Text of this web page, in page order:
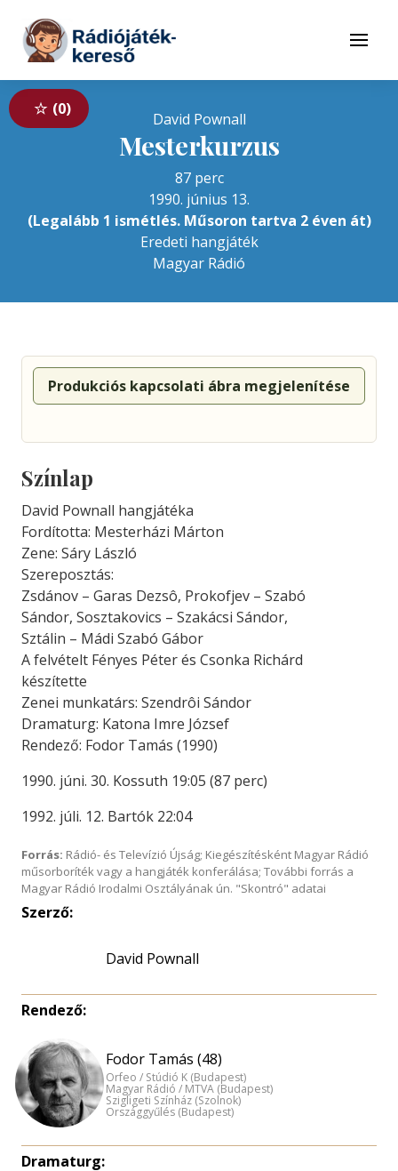
Tovább a tartalomhoz
Menü
0
David Pownall
Mesterkurzus
87 perc
1990. június 13.
(Legalább 1 ismétlés. Műsoron tartva 2 éven át)
Eredeti hangjáték
Magyar Rádió
Produkciós kapcsolati ábra megjelenítése
Színlap
David Pownall hangjátéka
Fordította: Mesterházi Márton
Zene: Sáry László
Szereposztás:
Zsdánov – Garas Dezsô, Prokofjev – Szabó
Sándor, Sosztakovics – Szakácsi Sándor,
Sztálin – Mádi Szabó Gábor
A felvételt Fényes Péter és Csonka Richárd
készítette
Zenei munkatárs: Szendrôi Sándor
Dramaturg: Katona Imre József
Rendező: Fodor Tamás (1990)
1990. júni. 30. Kossuth 19:05 (87 perc)
1992. júli. 12. Bartók 22:04
Forrás: Rádió- és Televízió Újság; Kiegészítésként Magyar Rádió
műsorboríték vagy a hangjáték konferálása; További forrás a
Magyar Rádió Irodalmi Osztályának ún. "Skontró" adatai
Szerző:
David Pownall
Rendező:
Fodor Tamás (48)
Orfeo / Stúdió K (Budapest)
Magyar Rádió / MTVA (Budapest)
Szigligeti Színház (Szolnok)
Országgyűlés (Budapest)
Dramaturg: